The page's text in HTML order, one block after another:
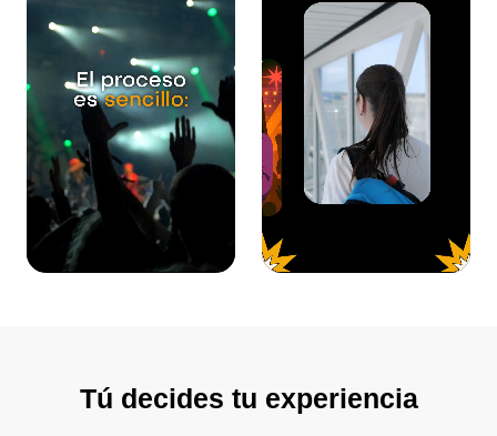
Tú decides tu experiencia